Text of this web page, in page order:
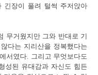
긴장이 풀려 털썩 주저앉아
무거웠지만 그와 반대로 기
다는 지리산을 정복했다는
서였다. 그리고 무엇보다도
성된 유대감과 자신도 힘든